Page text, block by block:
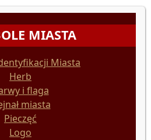
MIASTA
Miasta
Herb
i flaga
miasta
Pieczęć
Logo